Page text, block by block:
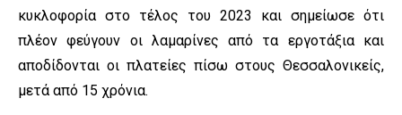
κυκλοφορία στο τέλος του 2023 και σημείωσε ότι
πλέον φεύγουν οι λαμαρίνες από τα εργοτάξια και
αποδίδονται οι πλατείες πίσω στους Θεσσαλονικείς,
μετά από 15 χρόνια.